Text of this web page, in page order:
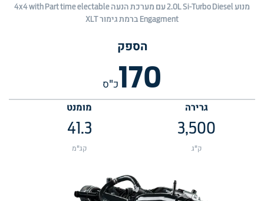
מנוע 2.0L Si-Turbo Diesel עם מערכת הנעה 4x4 with Part time electable
Engagment ברמת גימור XLT
הספק
170כ"ס
גרירה
3,500
ק"ג
מומנט
41.3
קג"מ